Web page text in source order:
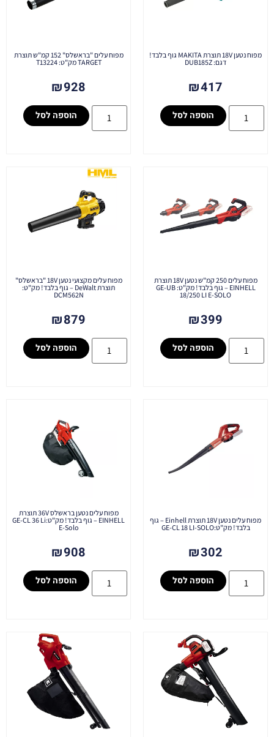
מפוח נטען 18V תוצרת MAKITA גוף בלבד!
דגם: DUB185Z
₪417
הוספה לסל
מפוח עלים "בראשלס" 152 קמ"ש תוצרת
TARGET מק"ט: T13224
₪928
הוספה לסל
מפוח עלים 250 קמ"ש נטען 18V תוצרת
EINHELL – גוף בלבד! מק"ט: GE-UB
18/250 LI E-SOLO
₪399
הוספה לסל
מפוח עלים מקצועי נטען 18V "בראשלס"
תוצרת DeWalt – גוף בלבד! מק"ט:
DCM562N
₪879
הוספה לסל
מפוח עלים נטען 18V תוצרת Einhell – גוף
בלבד! מק"ט:GE-CL 18 LI-SOLO
₪302
הוספה לסל
מפוח עלים נטען בראשלס 36V תוצרת
EINHELL – גוף בלבד! מק"ט:GE-CL 36 Li
E-Solo
₪908
הוספה לסל